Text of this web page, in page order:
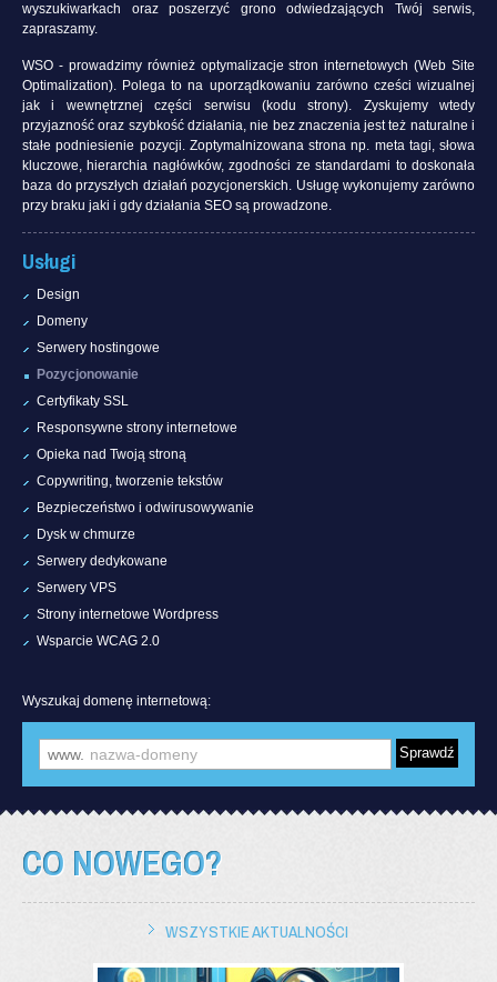
wyszukiwarkach oraz poszerzyć grono odwiedzających Twój serwis,
zapraszamy.
WSO - prowadzimy również optymalizacje stron internetowych (Web Site
Optimalization). Polega to na uporządkowaniu zarówno cześci wizualnej
jak i wewnętrznej części serwisu (kodu strony). Zyskujemy wtedy
przyjazność oraz szybkość działania, nie bez znaczenia jest też naturalne i
stałe podniesienie pozycji. Zoptymalnizowana strona np. meta tagi, słowa
kluczowe, hierarchia nagłówków, zgodności ze standardami to doskonała
baza do przyszłych działań pozycjonerskich. Usługę wykonujemy zarówno
przy braku jaki i gdy działania SEO są prowadzone.
Usługi
Design
Domeny
Serwery hostingowe
Pozycjonowanie
Certyfikaty SSL
Responsywne strony internetowe
Opieka nad Twoją stroną
Copywriting, tworzenie tekstów
Bezpieczeństwo i odwirusowywanie
Dysk w chmurze
Serwery dedykowane
Serwery VPS
Strony internetowe Wordpress
Wsparcie WCAG 2.0
Wyszukaj domenę internetową:
www.
CO NOWEGO?
WSZYSTKIE AKTUALNOŚCI